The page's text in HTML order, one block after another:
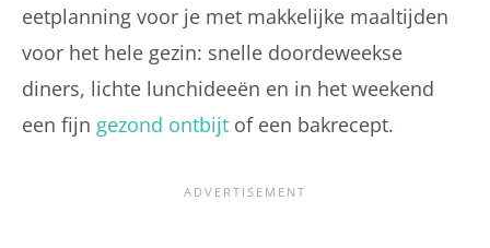
eetplanning voor je met makkelijke maaltijden
voor het hele gezin: snelle doordeweekse
diners, lichte lunchideeën en in het weekend
een fijn gezond ontbijt of een bakrecept.